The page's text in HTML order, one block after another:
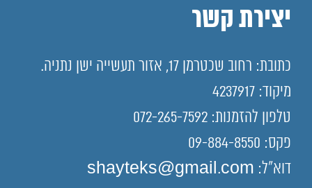
יצירת קשר
כתובת: רחוב שכטרמן 17, אזור תעשייה ישן נתניה.
מיקוד: 4237917
טלפון להזמנות: 072-265-7592
פקס: 09-884-8550
דוא"ל: shayteks@gmail.com